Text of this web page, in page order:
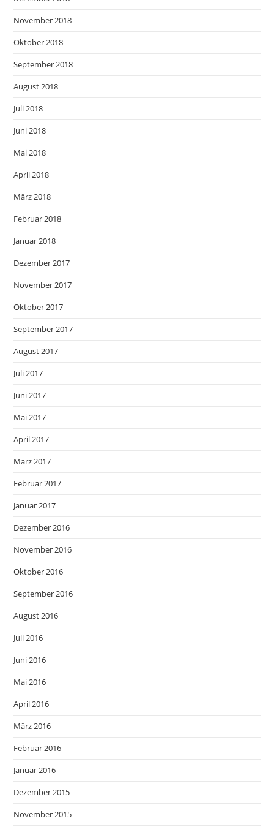
November 2018
Oktober 2018
September 2018
August 2018
Juli 2018
Juni 2018
Mai 2018
April 2018
März 2018
Februar 2018
Januar 2018
Dezember 2017
November 2017
Oktober 2017
September 2017
August 2017
Juli 2017
Juni 2017
Mai 2017
April 2017
März 2017
Februar 2017
Januar 2017
Dezember 2016
November 2016
Oktober 2016
September 2016
August 2016
Juli 2016
Juni 2016
Mai 2016
April 2016
März 2016
Februar 2016
Januar 2016
Dezember 2015
November 2015